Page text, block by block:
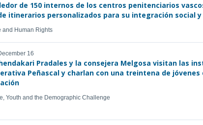
de 150 internos de los centros penitenciarios
itinerarios personalizados para su integración social
and Human Rights
16
Pradales y la consejera Melgosa visitan las
Peñascal y charlan con una treintena de jóvenes
Youth and the Demographic Challenge